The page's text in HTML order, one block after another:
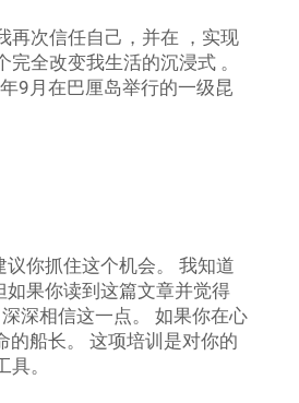
再次信任自己，并在 ，实现
全改变我生活的沉浸式 。
9月在巴厘岛举行的一级昆
你抓住这个机会。 我知道
果你读到这篇文章并觉得
深相信这一点。 如果你在心
的船长。 这项培训是对你的
具。